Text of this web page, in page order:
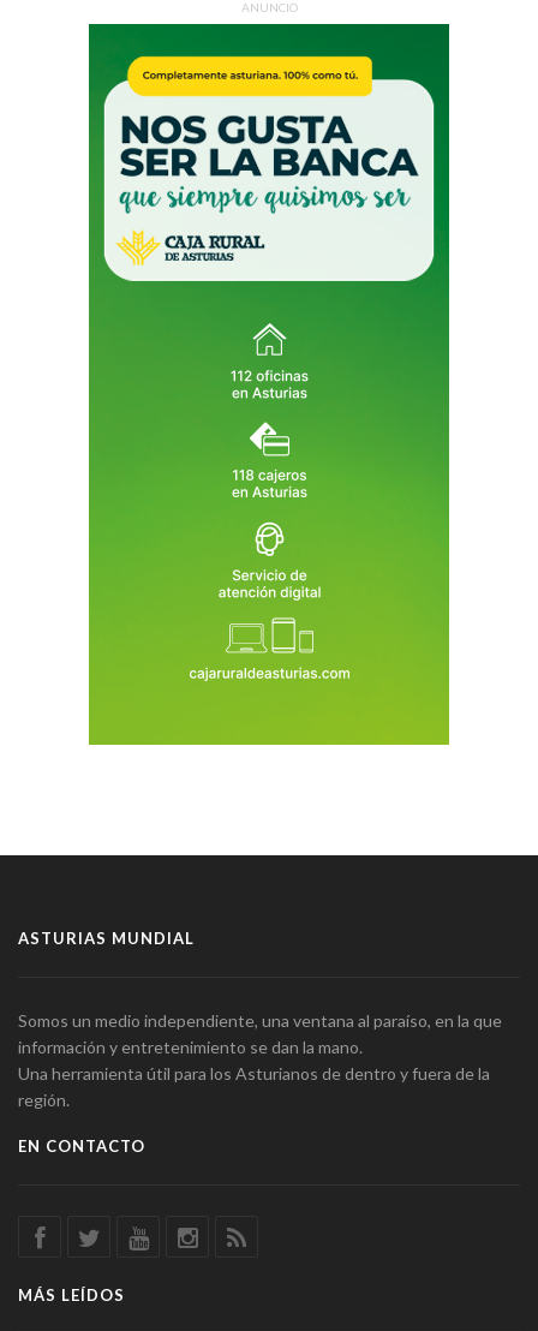
ANUNCIO
ASTURIAS MUNDIAL
Somos un medio independiente, una ventana al paraíso, en la que
información y entretenimiento se dan la mano.
Una herramienta útil para los Asturianos de dentro y fuera de la
región.
EN CONTACTO
MÁS LEÍDOS